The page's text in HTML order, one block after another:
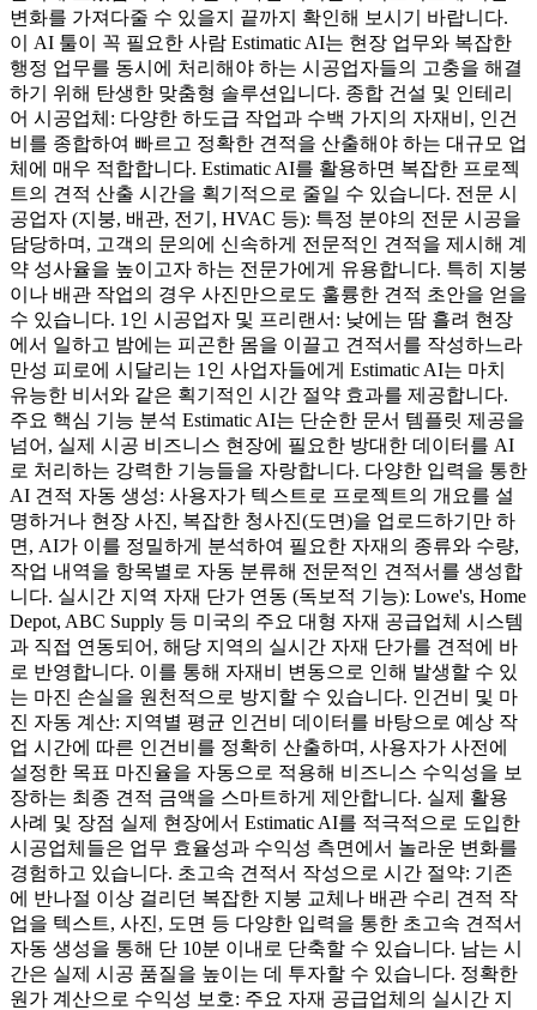
변화를 가져다줄 수 있을지 끝까지 확인해 보시기 바랍니다.
이 AI 툴이 꼭 필요한 사람 Estimatic AI는 현장 업무와 복잡한
행정 업무를 동시에 처리해야 하는 시공업자들의 고충을 해결
하기 위해 탄생한 맞춤형 솔루션입니다. 종합 건설 및 인테리
어 시공업체: 다양한 하도급 작업과 수백 가지의 자재비, 인건
비를 종합하여 빠르고 정확한 견적을 산출해야 하는 대규모 업
체에 매우 적합합니다. Estimatic AI를 활용하면 복잡한 프로젝
트의 견적 산출 시간을 획기적으로 줄일 수 있습니다. 전문 시
공업자 (지붕, 배관, 전기, HVAC 등): 특정 분야의 전문 시공을
담당하며, 고객의 문의에 신속하게 전문적인 견적을 제시해 계
약 성사율을 높이고자 하는 전문가에게 유용합니다. 특히 지붕
이나 배관 작업의 경우 사진만으로도 훌륭한 견적 초안을 얻을
수 있습니다. 1인 시공업자 및 프리랜서: 낮에는 땀 흘려 현장
에서 일하고 밤에는 피곤한 몸을 이끌고 견적서를 작성하느라
만성 피로에 시달리는 1인 사업자들에게 Estimatic AI는 마치
유능한 비서와 같은 획기적인 시간 절약 효과를 제공합니다.
주요 핵심 기능 분석 Estimatic AI는 단순한 문서 템플릿 제공을
넘어, 실제 시공 비즈니스 현장에 필요한 방대한 데이터를 AI
로 처리하는 강력한 기능들을 자랑합니다. 다양한 입력을 통한
AI 견적 자동 생성: 사용자가 텍스트로 프로젝트의 개요를 설
명하거나 현장 사진, 복잡한 청사진(도면)을 업로드하기만 하
면, AI가 이를 정밀하게 분석하여 필요한 자재의 종류와 수량,
작업 내역을 항목별로 자동 분류해 전문적인 견적서를 생성합
니다. 실시간 지역 자재 단가 연동 (독보적 기능): Lowe's, Home
Depot, ABC Supply 등 미국의 주요 대형 자재 공급업체 시스템
과 직접 연동되어, 해당 지역의 실시간 자재 단가를 견적에 바
로 반영합니다. 이를 통해 자재비 변동으로 인해 발생할 수 있
는 마진 손실을 원천적으로 방지할 수 있습니다. 인건비 및 마
진 자동 계산: 지역별 평균 인건비 데이터를 바탕으로 예상 작
업 시간에 따른 인건비를 정확히 산출하며, 사용자가 사전에
설정한 목표 마진율을 자동으로 적용해 비즈니스 수익성을 보
장하는 최종 견적 금액을 스마트하게 제안합니다. 실제 활용
사례 및 장점 실제 현장에서 Estimatic AI를 적극적으로 도입한
시공업체들은 업무 효율성과 수익성 측면에서 놀라운 변화를
경험하고 있습니다. 초고속 견적서 작성으로 시간 절약: 기존
에 반나절 이상 걸리던 복잡한 지붕 교체나 배관 수리 견적 작
업을 텍스트, 사진, 도면 등 다양한 입력을 통한 초고속 견적서
자동 생성을 통해 단 10분 이내로 단축할 수 있습니다. 남는 시
간은 실제 시공 품질을 높이는 데 투자할 수 있습니다. 정확한
원가 계산으로 수익성 보호: 주요 자재 공급업체의 실시간 지